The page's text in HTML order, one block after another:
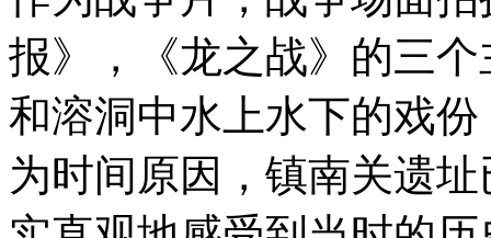
报》，《龙之战》的三
和溶洞中水上水下的戏
为时间原因，镇南关遗